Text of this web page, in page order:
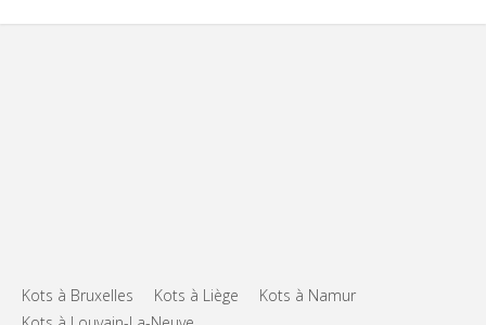
Kots à Bruxelles Kots à Liège
Kots à Namur